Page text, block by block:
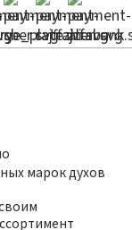
марок духов